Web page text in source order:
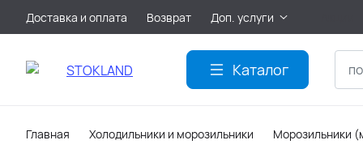
Доставка и оплата Возврат Доп. услуги
Каталог
Главная Холодильники и морозильники Морозильники